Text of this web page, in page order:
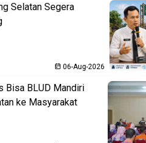
Selatan Segera
06-Aug-2026
Bisa BLUD Mandiri
ke Masyarakat